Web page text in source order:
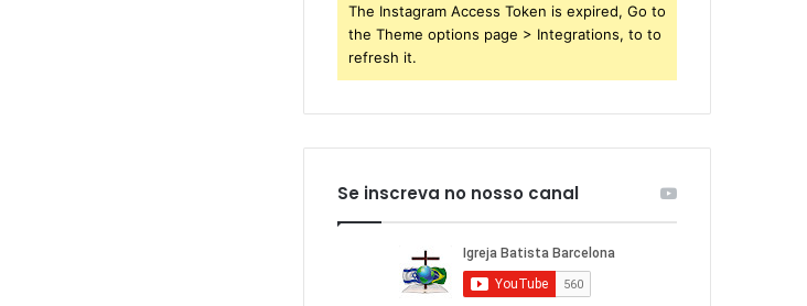
The Instagram Access Token is expired, Go to
the Theme options page > Integrations, to to
refresh it.
Se inscreva no nosso canal